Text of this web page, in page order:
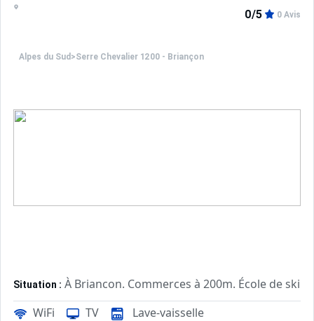
Alpes du Sud >Serre Chevalier 1200 - Briançon
0/5 0 Avis
Situation : À Briancon. Commerces à 200m. École de ski
Appartement de particulier :Confortable et tout équipé.
WiFi TV Lave-vaisselle